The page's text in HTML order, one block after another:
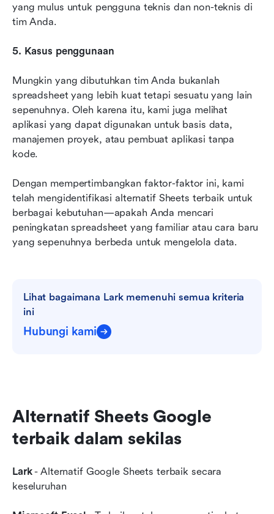
yang mulus untuk pengguna teknis dan non-teknis di
tim Anda.
5. Kasus penggunaan
Mungkin yang dibutuhkan tim Anda bukanlah
spreadsheet yang lebih kuat tetapi sesuatu yang lain
sepenuhnya. Oleh karena itu, kami juga melihat
aplikasi yang dapat digunakan untuk basis data,
manajemen proyek, atau pembuat aplikasi tanpa
kode.
Dengan mempertimbangkan faktor-faktor ini, kami
telah mengidentifikasi alternatif Sheets terbaik untuk
berbagai kebutuhan—apakah Anda mencari
peningkatan spreadsheet yang familiar atau cara baru
yang sepenuhnya berbeda untuk mengelola data.
Lihat bagaimana Lark memenuhi semua kriteria
ini
Hubungi kami
Alternatif Sheets Google
terbaik dalam sekilas
Lark - Alternatif Google Sheets terbaik secara
keseluruhan